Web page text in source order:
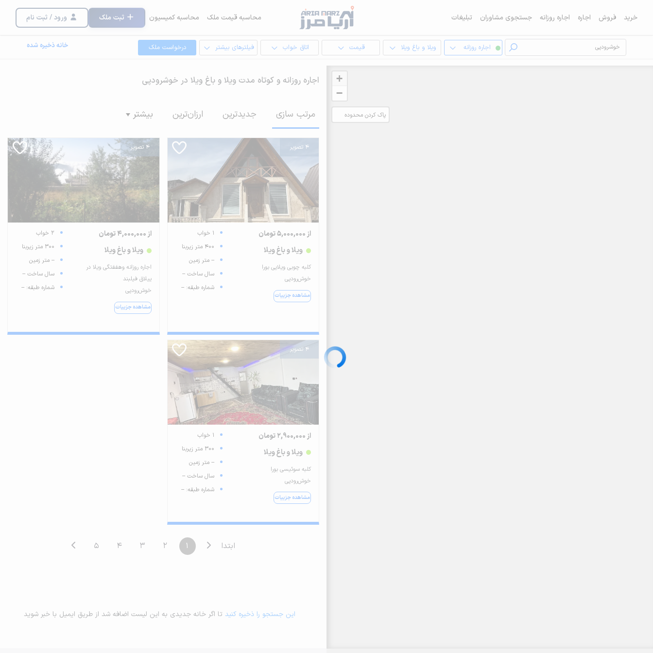
خرید فروش اجاره اجاره روزانه جستجوی مشاوران تبلیغات محاسبه قیمت ملک محاسبه کمیسیون ثبت ملک ورود / ثبت نام
اجاره روزانه ویلا و باغ ویلا قیمت اتاق خواب فیلترهای بیشتر درخواست ملک خانه ذخیره شده
+
−
پاک کردن محدوده
اجاره روزانه و کوتاه مدت ویلا و باغ ویلا در خوشرودپی
مرتب سازی جدیدترین ارزان‌ترین بیشتر
4 تصویر
از 5,000,000 تومان
ویلا و باغ ویلا
کلبه چوبی ویلایی بورا
خوش‌رودپی
مشاهده جزییات
1 خواب
400 متر زیربنا
-- متر زمین
سال ساخت --
شماره طبقه: --
4 تصویر
از 4,000,000 تومان
ویلا و باغ ویلا
اجاره روزانه وهففتگی ویلا در
ییلاق فیلبند
خوش‌رودپی
مشاهده جزییات
2 خواب
300 متر زیربنا
-- متر زمین
سال ساخت --
شماره طبقه: --
4 تصویر
از 2,900,000 تومان
ویلا و باغ ویلا
کلبه سوئیسی بورا
خوش‌رودپی
مشاهده جزییات
1 خواب
300 متر زیربنا
-- متر زمین
سال ساخت --
شماره طبقه: --
ابتدا 1
2
3
4
5
این جستجو را ذخیره کنید تا اگر خانه جدیدی به این لیست اضافه شد از طریق ایمیل با خبر شوید